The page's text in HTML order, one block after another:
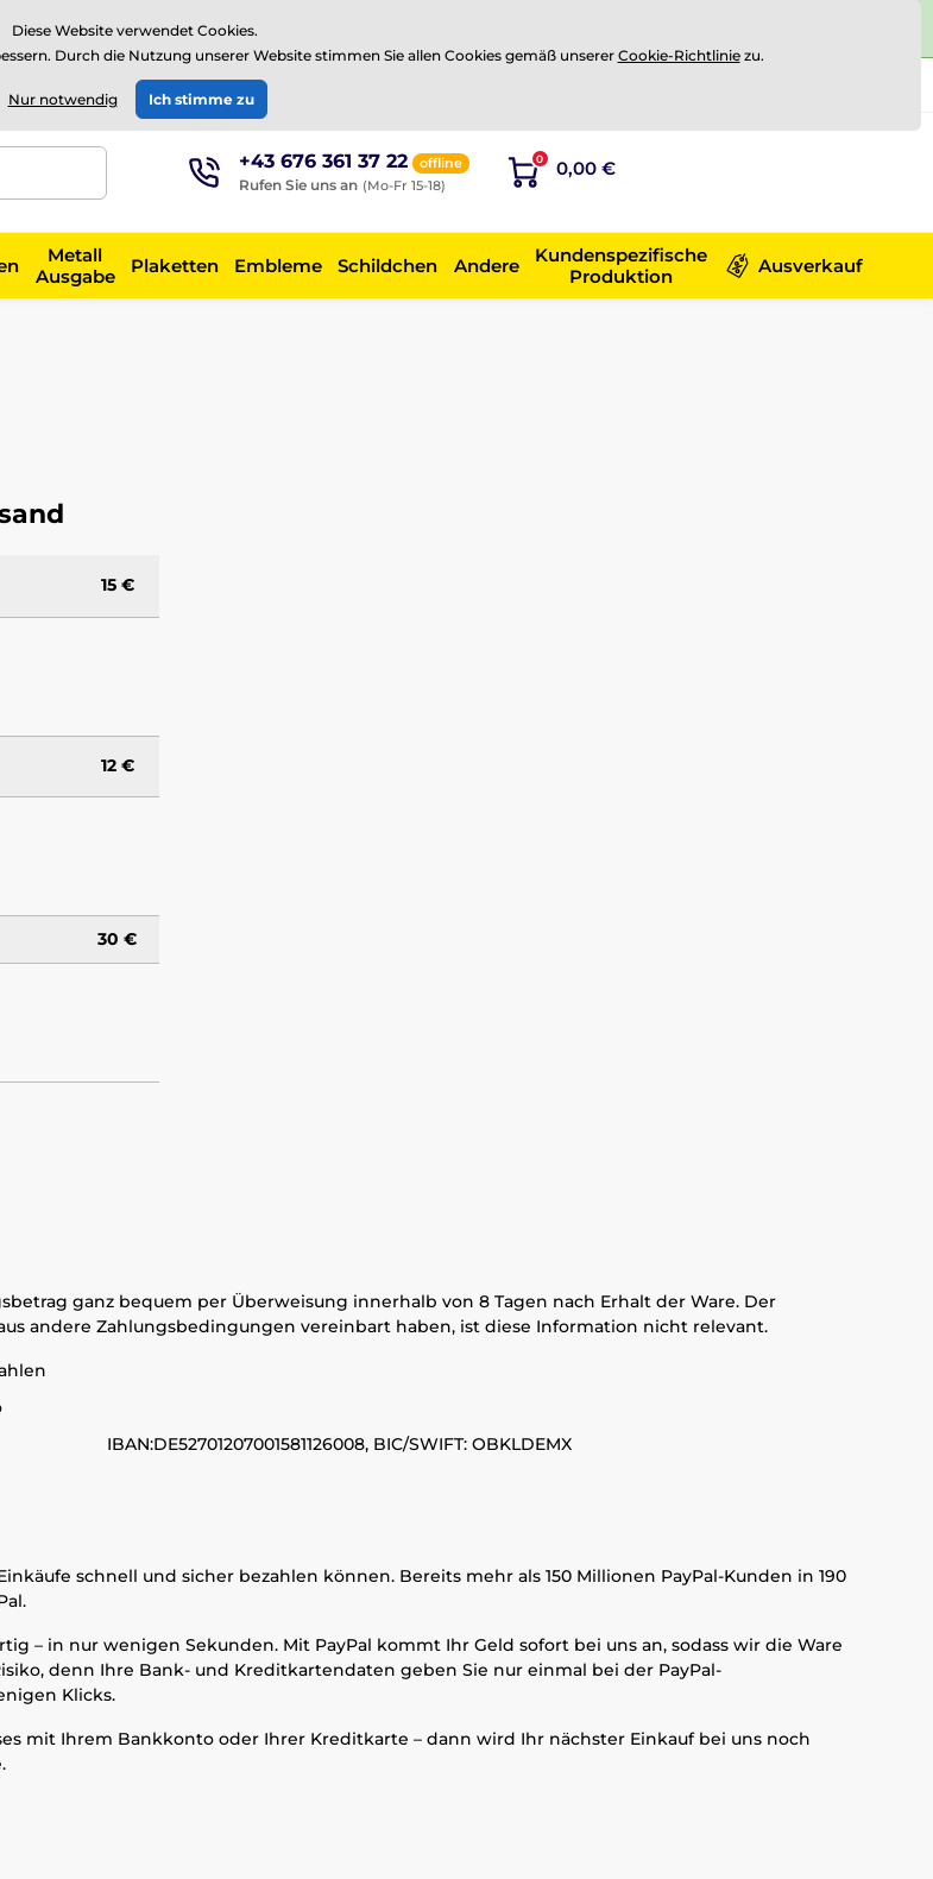
verifizierte Bewertungen aufTrustpilot
EUR
+43 676 361 37 22 offline
Rufen Sie uns an (Mo-Fr 15-18)
0 0,00 €
Metall
Ausgabe
Plaketten Embleme Schildchen Andere
Kundenspezifische
Produktion
Ausverkauf
15 €
12 €
30 €
ganz bequem per Überweisung innerhalb von 8 Tagen nach Erhalt der Ware. Der
andere Zahlungsbedingungen vereinbart haben, ist diese Information nicht relevant.
BIC/SWIFT: OBKLDEMX
schnell und sicher bezahlen können. Bereits mehr als 150 Millionen PayPal-Kunden in 190
– in nur wenigen Sekunden. Mit PayPal kommt Ihr Geld sofort bei uns an, sodass wir die Ware
denn Ihre Bank- und Kreditkartendaten geben Sie nur einmal bei der PayPal-
Klicks.
mit Ihrem Bankkonto oder Ihrer Kreditkarte – dann wird Ihr nächster Einkauf bei uns noch
Diese Website verwendet Cookies.
Durch die Nutzung unserer Website stimmen Sie allen Cookies gemäß unserer Cookie-Richtliniezu.
Nur notwendig Ich stimme zu